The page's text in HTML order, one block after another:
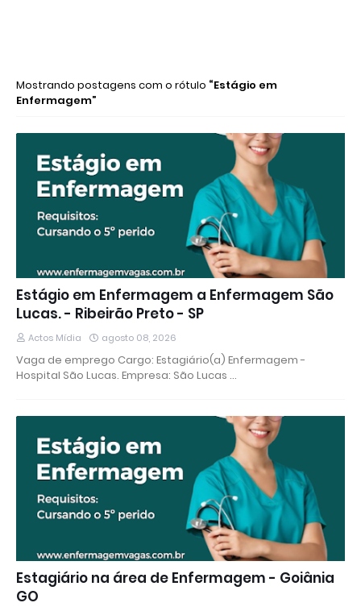
Mostrando postagens com o rótulo Estágio em
Enfermagem
Estágio em Enfermagem a Enfermagem São
Lucas. - Ribeirão Preto - SP
Actos Mídia agosto 08, 2026
Vaga de emprego Cargo: Estagiário(a) Enfermagem -
Hospital São Lucas. Empresa: São Lucas …
Estagiário na área de Enfermagem - Goiânia
GO